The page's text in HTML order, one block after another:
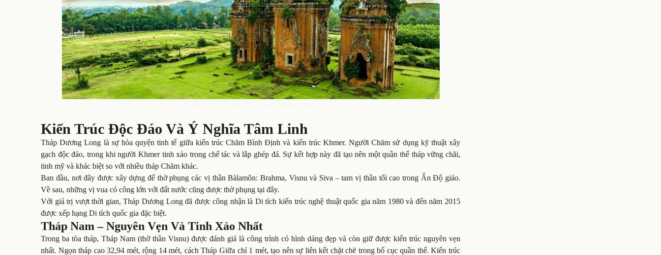
Kiến Trúc Độc Đáo Và Ý Nghĩa Tâm Linh
Tháp Dương Long là sự hòa quyện tinh tế giữa kiến trúc Chăm Bình Định và kiến trúc Khmer. Người Chăm sử dụng kỹ thuật xây
gạch độc đáo, trong khi người Khmer tinh xảo trong chế tác và lắp ghép đá. Sự kết hợp này đã tạo nên một quần thể tháp vững chãi,
tinh mỹ và khác biệt so với nhiều tháp Chăm khác.
Ban đầu, nơi đây được xây dựng để thờ phụng các vị thần Bàlamôn: Brahma, Visnu và Siva – tam vị thần tối cao trong Ấn Độ giáo.
Về sau, những vị vua có công lớn với đất nước cũng được thờ phụng tại đây.
Với giá trị vượt thời gian, Tháp Dương Long đã được công nhận là Di tích kiến trúc nghệ thuật quốc gia năm 1980 và đến năm 2015
được xếp hạng Di tích quốc gia đặc biệt.
Tháp Nam – Nguyên Vẹn Và Tinh Xảo Nhất
Trong ba tòa tháp,Tháp Nam (thờ thần Visnu) được đánh giá là công trình có hình dáng đẹp và còn giữ được kiến trúc nguyên vẹn
nhất. Ngọn tháp cao 32,94 mét, rộng 14 mét, cách Tháp Giữa chỉ 1 mét, tạo nên sự liên kết chặt chẽ trong bố cục quần thể. Kiến trúc